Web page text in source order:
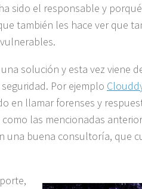
sido el responsable y
también les hace ver que
solución y esta vez viene
Por ejemplo
en llamar forenses y
las mencionadas
una buena consultoría, que